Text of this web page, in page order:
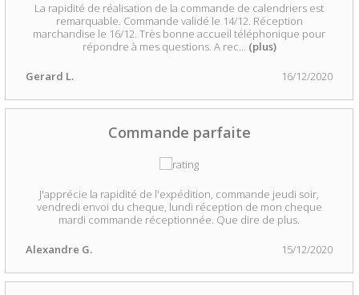
La rapidité de réalisation de la commande de calendriers est
remarquable. Commande validé le 14/12. Réception
marchandise le 16/12. Très bonne accueil téléphonique pour
répondre à mes questions. A rec... (plus)
Gerard L. 16/12/2020
Commande parfaite
J'apprécie la rapidité de l'expédition, commande jeudi soir,
vendredi envoi du cheque, lundi réception de mon cheque
mardi commande réceptionnée. Que dire de plus.
Alexandre G. 15/12/2020